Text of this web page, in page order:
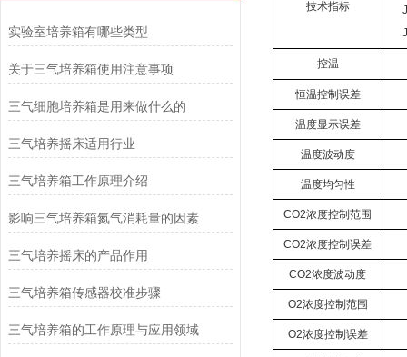
实验室培养箱有哪些类型
关于三气培养箱使用注意事项
三气细胞培养箱是用来做什么的
三气培养摇床适用行业
三气培养箱工作原理介绍
影响三气培养箱氮气消耗量的因素
三气培养摇床的产品作用
三气培养箱传感器校准步骤
三气培养箱的工作原理与应用领域
技术指标
控温
恒温控制误差
温度显示误差
温度波动度
温度均匀性
CO2浓度控制范围
CO2浓度控制误差
CO2浓度波动度
O2浓度控制范围
O2浓度控制误差